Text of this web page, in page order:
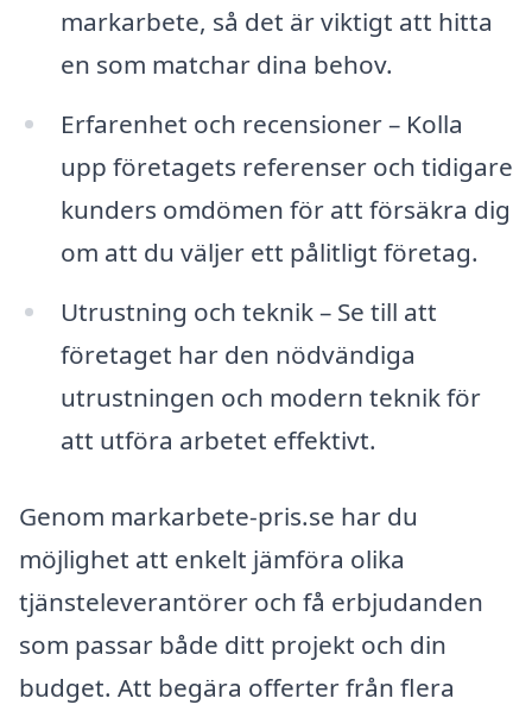
markarbete, så det är viktigt att hitta
en som matchar dina behov.
Erfarenhet och recensioner – Kolla
upp företagets referenser och tidigare
kunders omdömen för att försäkra dig
om att du väljer ett pålitligt företag.
Utrustning och teknik – Se till att
företaget har den nödvändiga
utrustningen och modern teknik för
att utföra arbetet effektivt.
Genom markarbete-pris.se har du
möjlighet att enkelt jämföra olika
tjänsteleverantörer och få erbjudanden
som passar både ditt projekt och din
budget. Att begära offerter från flera